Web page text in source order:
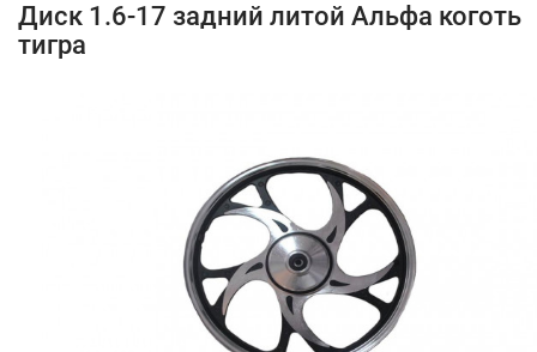
Диск 1.6-17 задний литой Альфа коготь
тигра